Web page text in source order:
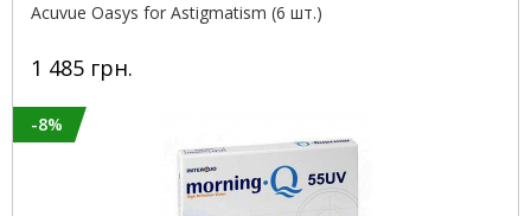
Acuvue Oasys for Astigmatism (6 шт.)
1 485 грн.
-8%